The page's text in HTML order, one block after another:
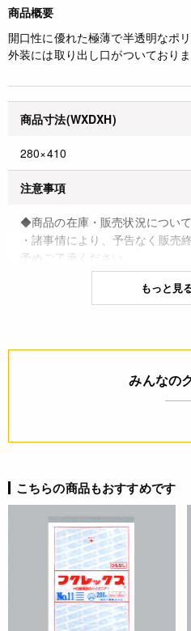
商品概要
開口性に優れた極薄で半透明なポ
外装には取り出し口がついており
商品寸法(WXDXH)
280×410
注意事項
◆商品の在庫・販売状況につい
・諸事情により、予告なく販売
予めご了承ください。
・当サイトに掲載されている商
ても必ずしも在庫を保証するも
詳細
4977017037069
もっと見
みんなの
こちらの商品もおすすめです